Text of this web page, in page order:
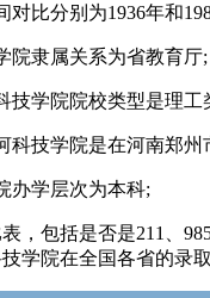
比分别为1936年和
院隶属关系为省教育厅;
技学院院校类型是理工
科技学院是在河南郑州
办学层次为本科;
，包括是否是211、
学院在全国各省的录